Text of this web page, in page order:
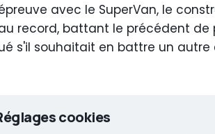
avec le SuperVan, le
record, battant le précédent de
s'il souhaitait en battre un
cookies